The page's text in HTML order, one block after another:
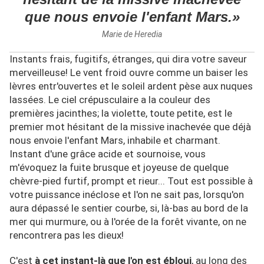
que nous envoie l'enfant Mars.»
Marie de Heredia
Instants frais, fugitifs, étranges, qui dira votre saveur
merveilleuse! Le vent froid ouvre comme un baiser les
lèvres entr'ouvertes et le soleil ardent pèse aux nuques
lassées. Le ciel crépusculaire a la couleur des
premières jacinthes; la violette, toute petite, est le
premier mot hésitant de la missive inachevée que déjà
nous envoie l'enfant Mars, inhabile et charmant.
Instant d'une grâce acide et sournoise, vous
m'évoquez la fuite brusque et joyeuse de quelque
chèvre-pied furtif, prompt et rieur... Tout est possible à
votre puissance inéclose et l'on ne sait pas, lorsqu'on
aura dépassé le sentier courbe, si, là-bas au bord de la
mer qui murmure, ou à l'orée de la forêt vivante, on ne
rencontrera pas les dieux!
C'est à cet instant-là que l'on est ébloui, au long des